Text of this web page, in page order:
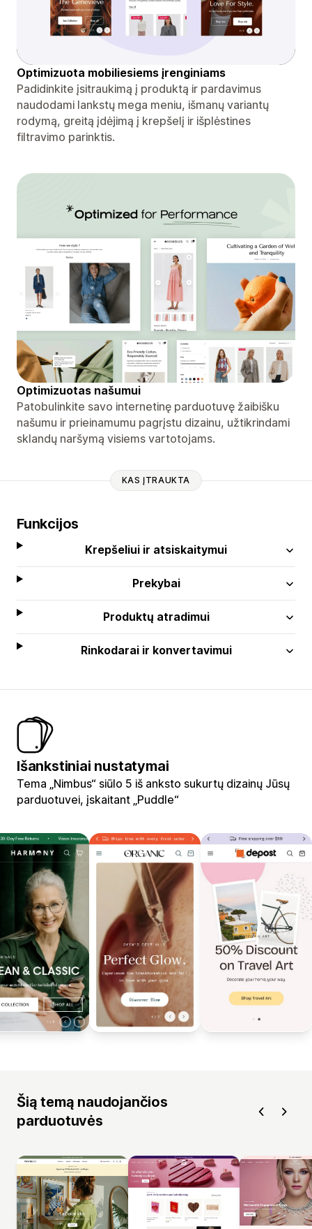
Optimizuota mobiliesiems įrenginiams
Padidinkite įsitraukimą į produktą ir pardavimus
naudodami lankstų mega meniu, išmanų variantų
rodymą, greitą įdėjimą į krepšelį ir išplėstines
filtravimo parinktis.
Optimizuotas našumui
Patobulinkite savo internetinę parduotuvę žaibišku
našumu ir prieinamumu pagrįstu dizainu, užtikrindami
sklandų naršymą visiems vartotojams.
KAS ĮTRAUKTA
Funkcijos
Krepšeliui ir atsiskaitymui
Prekybai
Produktų atradimui
Rinkodarai ir konvertavimui
Išankstiniai nustatymai
Tema „Nimbus“ siūlo 5 iš anksto sukurtų dizainų Jūsų
parduotuvei, įskaitant „Puddle“
Šią temą naudojančios
parduotuvės